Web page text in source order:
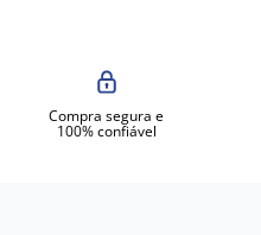
Compra segura e
100% confiável